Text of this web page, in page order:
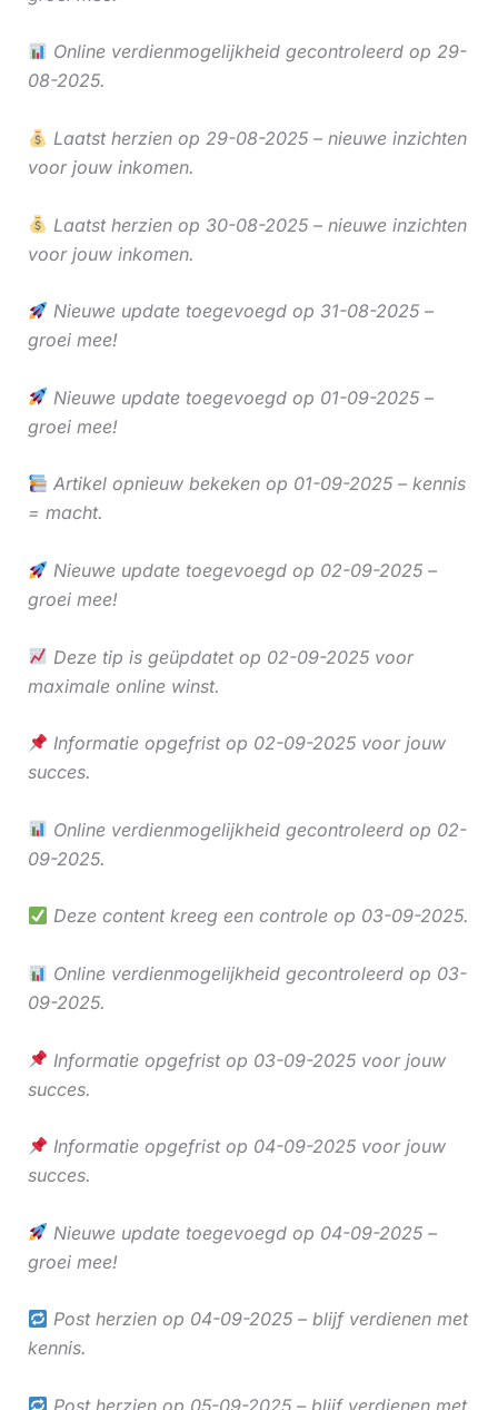
Online verdienmogelijkheid gecontroleerd op 29-
08-2025.
Laatst herzien op 29-08-2025 – nieuwe inzichten
voor jouw inkomen.
Laatst herzien op 30-08-2025 – nieuwe inzichten
voor jouw inkomen.
Nieuwe update toegevoegd op 31-08-2025 –
groei mee!
Nieuwe update toegevoegd op 01-09-2025 –
groei mee!
Artikel opnieuw bekeken op 01-09-2025 – kennis
= macht.
Nieuwe update toegevoegd op 02-09-2025 –
groei mee!
Deze tip is geüpdatet op 02-09-2025 voor
maximale online winst.
Informatie opgefrist op 02-09-2025 voor jouw
succes.
Online verdienmogelijkheid gecontroleerd op 02-
09-2025.
Deze content kreeg een controle op 03-09-2025.
Online verdienmogelijkheid gecontroleerd op 03-
09-2025.
Informatie opgefrist op 03-09-2025 voor jouw
succes.
Informatie opgefrist op 04-09-2025 voor jouw
succes.
Nieuwe update toegevoegd op 04-09-2025 –
groei mee!
Post herzien op 04-09-2025 – blijf verdienen met
kennis.
Post herzien op 05-09-2025 – blijf verdienen met